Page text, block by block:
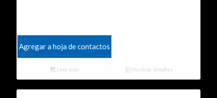
Agregar a hoja de contactos
Leer más Mostrar detalles